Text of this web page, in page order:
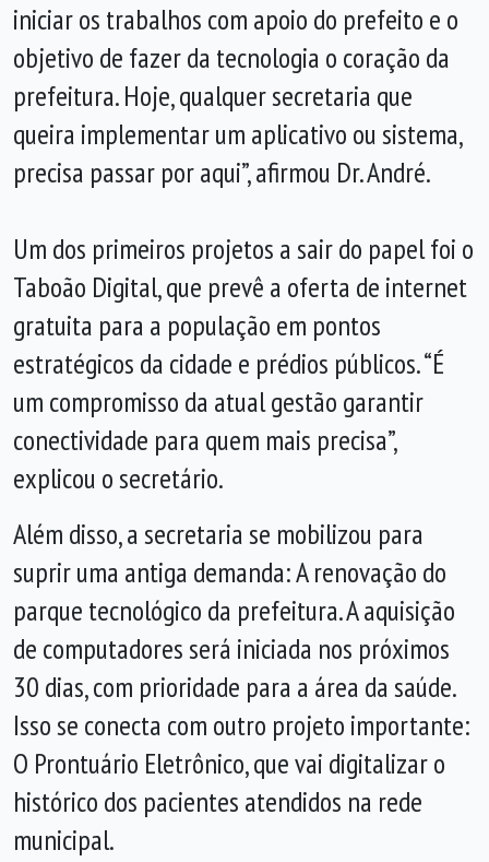
iniciar os trabalhos com apoio do prefeito e o
objetivo de fazer da tecnologia o coração da
prefeitura. Hoje, qualquer secretaria que
queira implementar um aplicativo ou sistema,
precisa passar por aqui”, afirmou Dr. André.
Um dos primeiros projetos a sair do papel foi o
Taboão Digital, que prevê a oferta de internet
gratuita para a população em pontos
estratégicos da cidade e prédios públicos. “É
um compromisso da atual gestão garantir
conectividade para quem mais precisa”,
explicou o secretário.
Além disso, a secretaria se mobilizou para
suprir uma antiga demanda: A renovação do
parque tecnológico da prefeitura. A aquisição
de computadores será iniciada nos próximos
30 dias, com prioridade para a área da saúde.
Isso se conecta com outro projeto importante:
O Prontuário Eletrônico, que vai digitalizar o
histórico dos pacientes atendidos na rede
municipal.